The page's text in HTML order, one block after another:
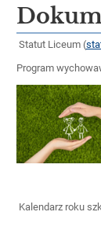
Statut Liceum (
Program
Kalendarz roku